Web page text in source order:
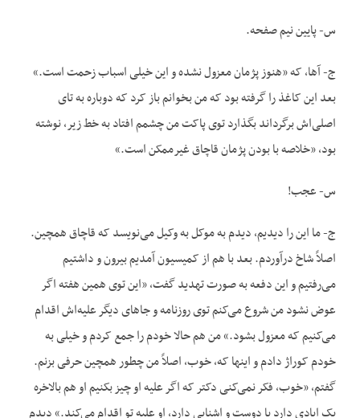
س- پایین نیم صفحه.
ج- آها، که «هنوز پژمان معزول نشده و این خیلی اسباب زحمت است.»
بعد این کاغذ را گرفته بود که من بخوانم باز کرد که دوباره به تای
اصلی‌اش برگرداند بگذارد توی پاکت من چشمم افتاد به خط زیر، نوشته
بود، «خلاصه با بودن پژمان قاچاق غیرممکن است.»
س- عجب!
ج- ما این را دیدیم، دیدم به موکل به وکیل می‌نویسد که قاچاق همچین.
اصلاً شاخ درآوردم. بعد با هم از کمیسیون آمدیم بیرون و داشتیم
می‌رفتیم و این دفعه به صورت تهدید گفت، «این توی همین هفته اگر
عوض نشود من شروع می‌کنم توی روزنامه و جاهای دیگر علیه‌اش اقدام
می‌کنیم که معزول بشود.» من هم حالا خودم را جمع کردم و خیلی به
خودم کوراژ دادم و اینها که، خوب، اصلاً من چطور همچین حرفی بزنم.
گفتم، «خوب، فکر نمی‌کنی دکتر که اگر علیه او چیز بکنیم او هم بالاخره
یک ایادی دارد یا دوست و اشنایی دارد، او علیه تو اقدام می‌کند.» دیدم